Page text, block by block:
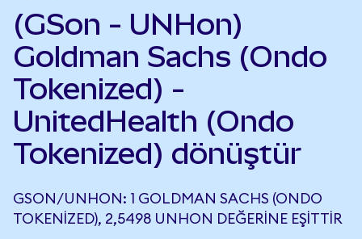
(GSon - UNHon)
Goldman Sachs (Ondo
Tokenized) -
UnitedHealth (Ondo
Tokenized) dönüştür
GSON/UNHON: 1 GOLDMAN SACHS (ONDO
TOKENIZED), 2,5498 UNHON DEĞERINE EŞITTIR